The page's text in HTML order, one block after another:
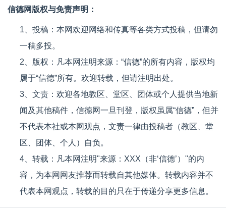
信德网版权与免责声明：
1、投稿：本网欢迎网络和传真等各类方式投稿，但请勿
一稿多投。
2、版权：凡本网注明来源：“信德”的所有内容，版权均
属于“信德”所有。欢迎转载，但请注明出处。
3、文责：欢迎各地教区、堂区、团体或个人提供当地新
闻及其他稿件，信德网一旦刊登，版权虽属“信德”，但并
不代表本社或本网观点，文责一律由投稿者（教区、堂
区、团体、个人）自负。
4、转载：凡本网注明"来源：XXX（非‘信德’）"的内
容，为本网网友推荐而转载自其他媒体。转载内容并不
代表本网观点，转载的目的只在于传递分享更多信息。